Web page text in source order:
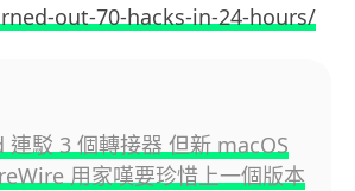
out-70-hacks-in-24-hours/
連駁 3 個轉接器 但新 macOS
用家嘆要珍惜上一個版本